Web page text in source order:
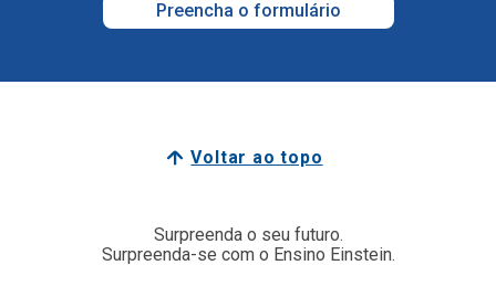
Preencha o formulário
Voltar ao topo
Surpreenda o seu futuro.
Surpreenda-se com o Ensino Einstein.